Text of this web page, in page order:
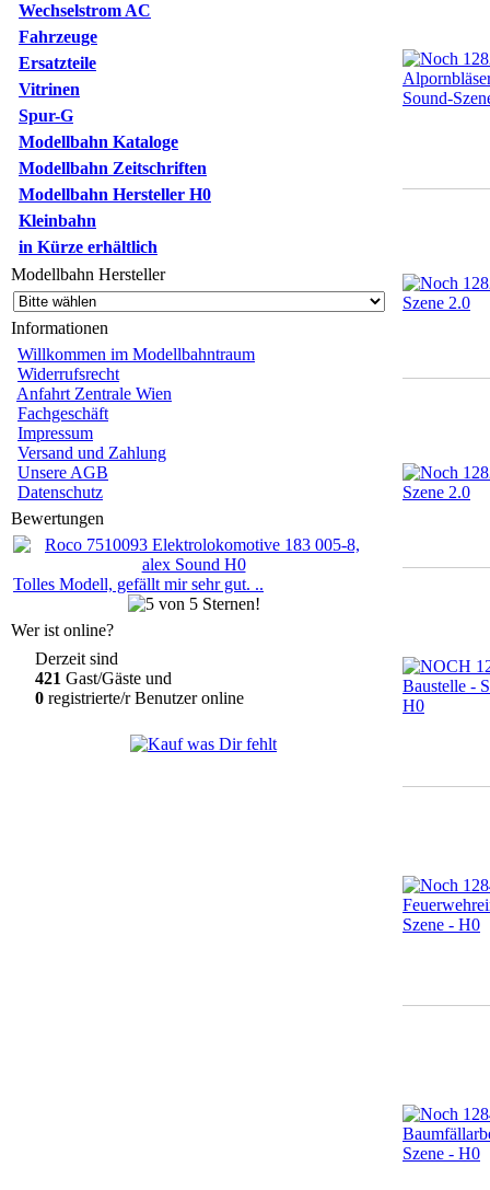
Wechselstrom AC
Fahrzeuge
Ersatzteile
Vitrinen
Spur-G
Modellbahn Kataloge
Modellbahn Zeitschriften
Modellbahn Hersteller H0
Kleinbahn
in Kürze erhältlich
Modellbahn Hersteller
Informationen
Willkommen im Modellbahntraum
Widerrufsrecht
Anfahrt Zentrale Wien
Fachgeschäft
Impressum
Versand und Zahlung
Unsere AGB
Datenschutz
Bewertungen
Tolles Modell, gefällt mir sehr gut. ..
Wer ist online?
Derzeit sind
421 Gast/Gäste und
0 registrierte/r Benutzer online